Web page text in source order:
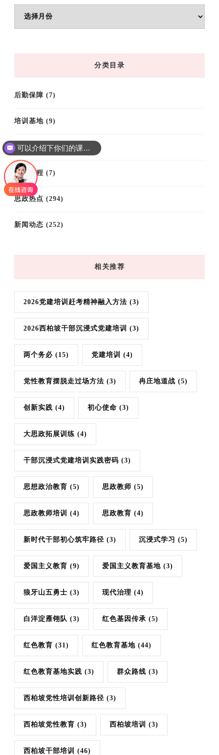
分类目录
后勤保障 (7)
培训基地 (9)
培训案例(61)
培训课程 (7)
思政热点 (294)
新闻动态 (252)
相关推荐
2026党建培训赶考精神融入方法 (3)
2026西柏坡干部沉浸式党建培训 (3)
两个务必 (15) 党建培训 (4)
党性教育摆脱走过场方法 (3) 冉庄地道战 (5)
创新实践 (4) 初心使命 (3)
大思政拓展训练 (4)
干部沉浸式党建培训实践密码 (3)
思想政治教育 (5) 思政教师 (5)
思政教师培训 (4) 思政教育 (4)
新时代干部初心筑牢路径 (3) 沉浸式学习 (5)
爱国主义教育 (9) 爱国主义教育基地 (3)
狼牙山五勇士 (3) 现代治理 (4)
白洋淀雁翎队 (3) 红色基因传承 (5)
红色教育 (31) 红色教育基地 (44)
红色教育基地实践 (3) 群众路线 (3)
西柏坡党性培训创新路径 (3)
西柏坡党性教育 (3) 西柏坡培训 (3)
西柏坡干部培训 (46)
可以介绍下你们的课程吗？